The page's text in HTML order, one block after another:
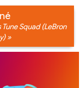
Squad (LeBron
»